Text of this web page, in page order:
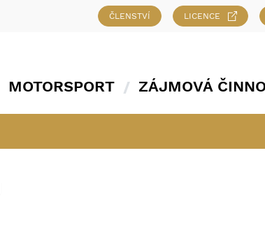
ČLENSTVÍ LICENCE
MOTORSPORT ZÁJMOVÁ